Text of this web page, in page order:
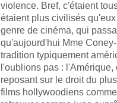
violence. Bref, c'étaient
étaient plus civilisés
genre de cinéma, qui
qu'aujourd'hui Mme
tradition typiquement
l'oublions pas :
reposant sur le droit du
films hollywoodiens